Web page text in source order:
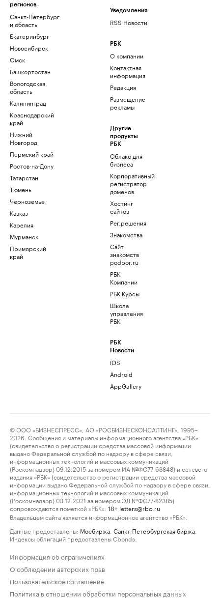
регионов
Санкт-Петербург
и область
Екатеринбург
Новосибирск
Омск
Башкортостан
Вологодская
область
Калининград
Краснодарский
край
Нижний
Новгород
Пермский край
Ростов-на-Дону
Татарстан
Тюмень
Черноземье
Кавказ
Карелия
Мурманск
Приморский
край
Уведомления
RSS Новости
РБК
О компании
Контактная
информация
Редакция
Размещение
рекламы
Другие
продукты
РБК
Облако для
бизнеса
Корпоративный
регистратор
доменов
Хостинг
сайтов
Рег.решения
Знакомства
Сайт
знакомств
podbor.ru
РБК
Компании
РБК Курсы
Школа
управления
РБК
РБК
Новости
iOS
Android
AppGallery
© ООО «БИЗНЕСПРЕСС», АО «РОСБИЗНЕСКОНСАЛТИНГ», 1995–
2026. Сообщения и материалы информационного агентства «РБК»
(свидетельство о регистрации средства массовой информации
выдано Федеральной службой по надзору в сфере связи,
информационных технологий и массовых коммуникаций
(Роскомнадзор) 09.12.2015 за номером ИА №ФС77-63848) и сетевого
издания «РБК» (свидетельство о регистрации средства массовой
информации выдано Федеральной службой по надзору в сфере связи,
информационных технологий и массовых коммуникаций
(Роскомнадзор) 03.12.2021 за номером ЭЛ №ФС77-82385)
сопровождаются пометкой «РБК».
18+ letters@rbc.ru
Владельцем сайта является информационное агентство «РБК».
Данные предоставлены: Мосбиржа Санкт-Петербургская биржа
Индексы облигаций предоставлены Cbonds.
Информация об ограничениях
О соблюдении авторских прав
Пользовательское соглашение
Политика в отношении обработки персональных данных